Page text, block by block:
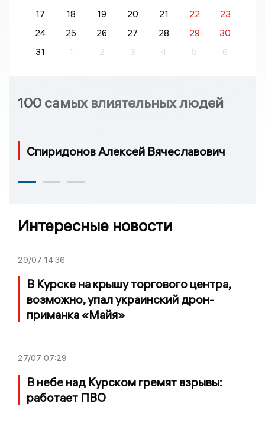
17
18 19 20 21 22
23
24
25 26 27 28 29
30
31
1 2 3 4 5 6
100 самых влиятельных людей
Спиридонов Алексей Вячеславович
Интересные новости
29/07 14:36
В Курске на крышу торгового центра,
возможно, упал украинский дрон-
приманка «Майя»
27/07 07:29
В небе над Курском гремят взрывы:
работает ПВО